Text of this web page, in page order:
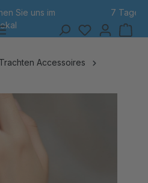
7 Tage Rückgabe